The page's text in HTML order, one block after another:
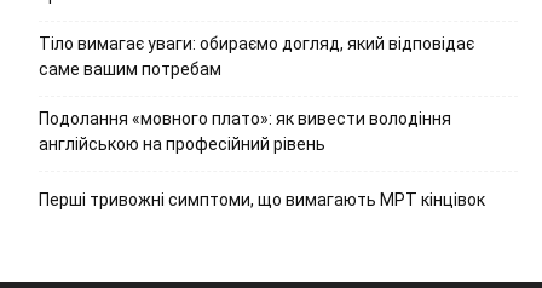
Тіло вимагає уваги: обираємо догляд, який відповідає
саме вашим потребам
Подолання «мовного плато»: як вивести володіння
англійською на професійний рівень
Перші тривожні симптоми, що вимагають МРТ кінцівок